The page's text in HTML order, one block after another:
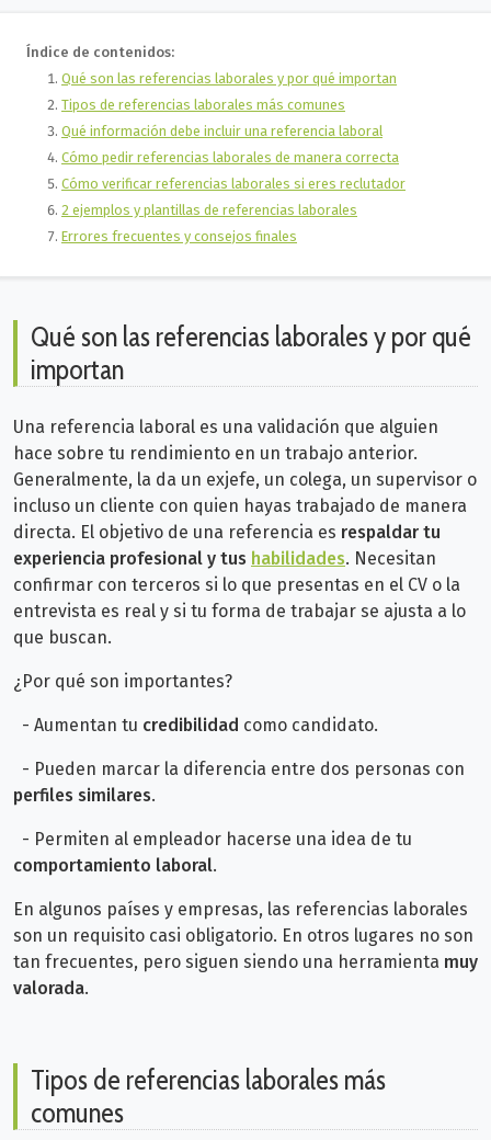
Índice de contenidos:
Qué son las referencias laborales y por qué importan
Tipos de referencias laborales más comunes
Qué información debe incluir una referencia laboral
Cómo pedir referencias laborales de manera correcta
Cómo verificar referencias laborales si eres reclutador
2 ejemplos y plantillas de referencias laborales
Errores frecuentes y consejos finales
Qué son las referencias laborales y por qué
importan
Una referencia laboral es una validación que alguien
hace sobre tu rendimiento en un trabajo anterior.
Generalmente, la da un exjefe, un colega, un supervisor o
incluso un cliente con quien hayas trabajado de manera
directa. El objetivo de una referencia es respaldar tu
experiencia profesional y tus habilidades. Necesitan
confirmar con terceros si lo que presentas en el CV o la
entrevista es real y si tu forma de trabajar se ajusta a lo
que buscan.
¿Por qué son importantes?
- Aumentan tu credibilidad como candidato.
- Pueden marcar la diferencia entre dos personas con
perfiles similares.
- Permiten al empleador hacerse una idea de tu
comportamiento laboral.
En algunos países y empresas, las referencias laborales
son un requisito casi obligatorio. En otros lugares no son
tan frecuentes, pero siguen siendo una herramienta muy
valorada.
Tipos de referencias laborales más
comunes